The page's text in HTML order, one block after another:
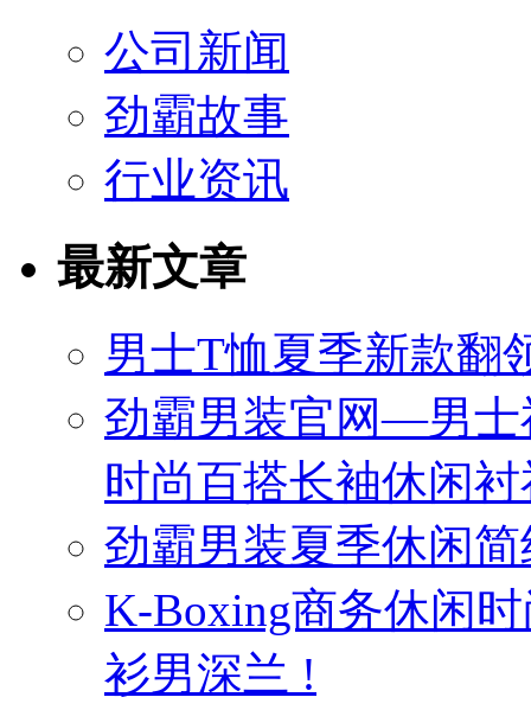
公司新闻
劲霸故事
行业资讯
最新文章
男士T恤夏季新款翻
劲霸男装官网—男士
时尚百搭长袖休闲
劲霸男装夏季休闲
K-Boxing商务休闲
衫男深兰 !